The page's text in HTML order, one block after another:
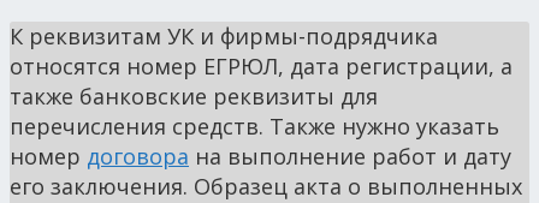
К реквизитам УК и фирмы-подрядчика
относятся номер ЕГРЮЛ, дата регистрации, а
также банковские реквизиты для
перечисления средств. Также нужно указать
номер договора на выполнение работ и дату
его заключения. Образец акта о выполненных